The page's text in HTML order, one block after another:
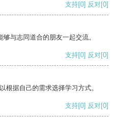
支持[0] 反对[0]
与志同道合的朋友一起交流。
支持[0] 反对[0]
根据自己的需求选择学习方式。
支持[0] 反对[0]